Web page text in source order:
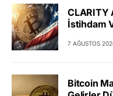
CLARITY
İstihdam
7 AĞUSTOS
Bitcoin